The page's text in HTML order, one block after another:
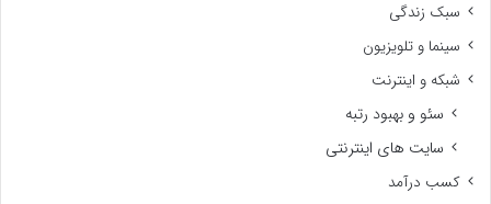
سبک زندگی
سینما و تلویزیون
شبکه و اینترنت
سئو و بهبود رتبه
سایت های اینترنتی
کسب درآمد